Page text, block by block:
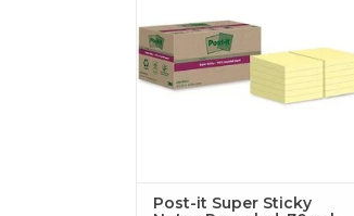
TOEVOEGEN AAN
WINKELWAGEN
Post-it Super Sticky